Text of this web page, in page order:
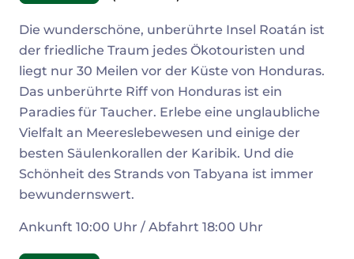
Die wunderschöne, unberührte Insel Roatán ist
der friedliche Traum jedes Ökotouristen und
liegt nur 30 Meilen vor der Küste von Honduras.
Das unberührte Riff von Honduras ist ein
Paradies für Taucher. Erlebe eine unglaubliche
Vielfalt an Meereslebewesen und einige der
besten Säulenkorallen der Karibik. Und die
Schönheit des Strands von Tabyana ist immer
bewundernswert.
Ankunft 10:00 Uhr / Abfahrt 18:00 Uhr